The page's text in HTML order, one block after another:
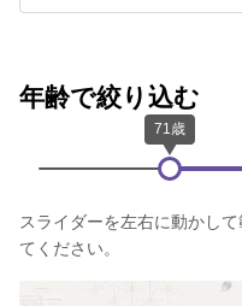
年齢で絞り込む
スライダーを左右に動かし
てください。